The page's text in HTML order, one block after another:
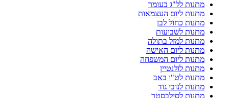
מתנות לל"ג בעומר
מתנות ליום העצמאות
מתנות כחול לבן
מתנות לשבועות
מתנות למזל בתולה
מתנות ליום האישה
מתנות ליום המשפחה
מתנות לולנטיין
מתנות לט"ו באב
מתנות לנובי גוד
מתנות לסילבסטר